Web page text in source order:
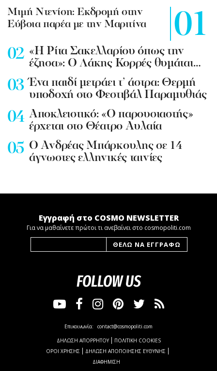
Mιμή Ντενίση: Εκδρομή στην
Εύβοια παρέα με την Μαριτίνα
«Η Ρίτα Σακελλαρίου όπως την
έζησα»: Ο Λάκης Κορρές θυμάται…
Ένα παιδί μετράει τ’ άστρα: Θερμή
υποδοχή στο Φεστιβάλ Παραμυθιάς
Aποκλειστικό: «Ο παρουσιαστής»
έρχεται στο Θέατρο Αυλαία
Ο Ανδρέας Μπάρκουλης σε 14
άγνωστες ελληνικές ταινίες
Εγγραφή στο COSMO NEWSLETTER
Για να μαθαίνετε πρώτοι τι ανεβαίνει στο cosmopoliti.com
FOLLOW US
Επικοινωνία: contact@cosmopoliti.com
ΔΗΛΩΣΗ ΑΠΟΡΡΗΤΟΥ
ΠΟΛΙΤΙΚΗ COOKIES
ΟΡΟΙ ΧΡΗΣΗΣ
ΔΗΛΩΣΗ ΑΠΟΠΟΙΗΣΗΣ ΕΥΘΥΝΗΣ
ΔΙΑΦΗΜΙΣΗ